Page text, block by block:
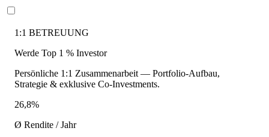
1:1 BETREUUNG
Werde Top 1 % Investor
Persönliche 1:1 Zusammenarbeit — Portfolio-Aufbau,
Strategie & exklusive Co-Investments.
26,8%
Ø Rendite / Jahr